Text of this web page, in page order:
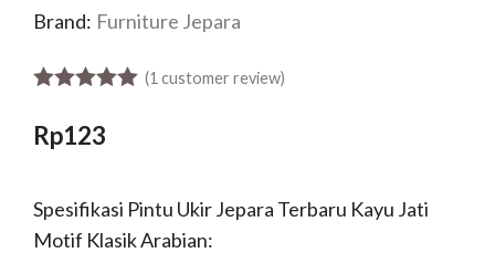
Brand: Furniture Jepara
(1 customer review)
Rp123
Spesifikasi Pintu Ukir Jepara Terbaru Kayu Jati
Motif Klasik Arabian: